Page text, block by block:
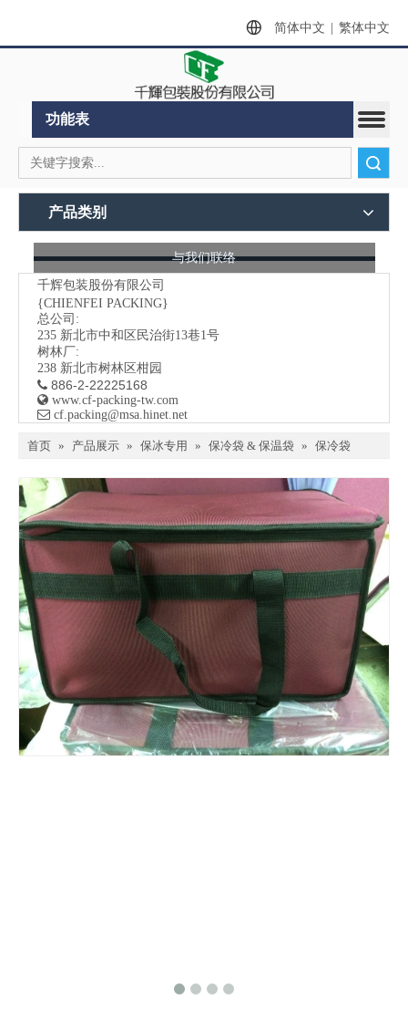
简体中文 繁体中文
功能表
产品类别
与我们联络
千辉包装股份有限公司
{CHIENFEI PACKING}
总公司:
235 新北市中和区民治街13巷1号
树林厂:
238 新北市树林区柑园
 886-2-22225168
 www.cf-packing-tw.com
 ​ cf.packing@msa.hinet.net
首页 » 产品展示 » 保冰专用 » 保冷袋 & 保温袋 » 保冷袋